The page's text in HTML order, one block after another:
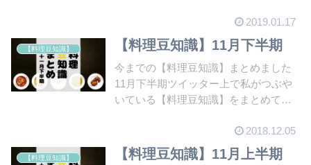
2019.01.17
【料理豆知識】 【料理豆知識】11月下半期
今までの【料理豆知識】まとめました
11月下半期ツイッター上で私がつぶや
いている【料理豆知識】をまとめてい
2018.12.05
【料理豆知識】 【料理豆知識】11月上半期